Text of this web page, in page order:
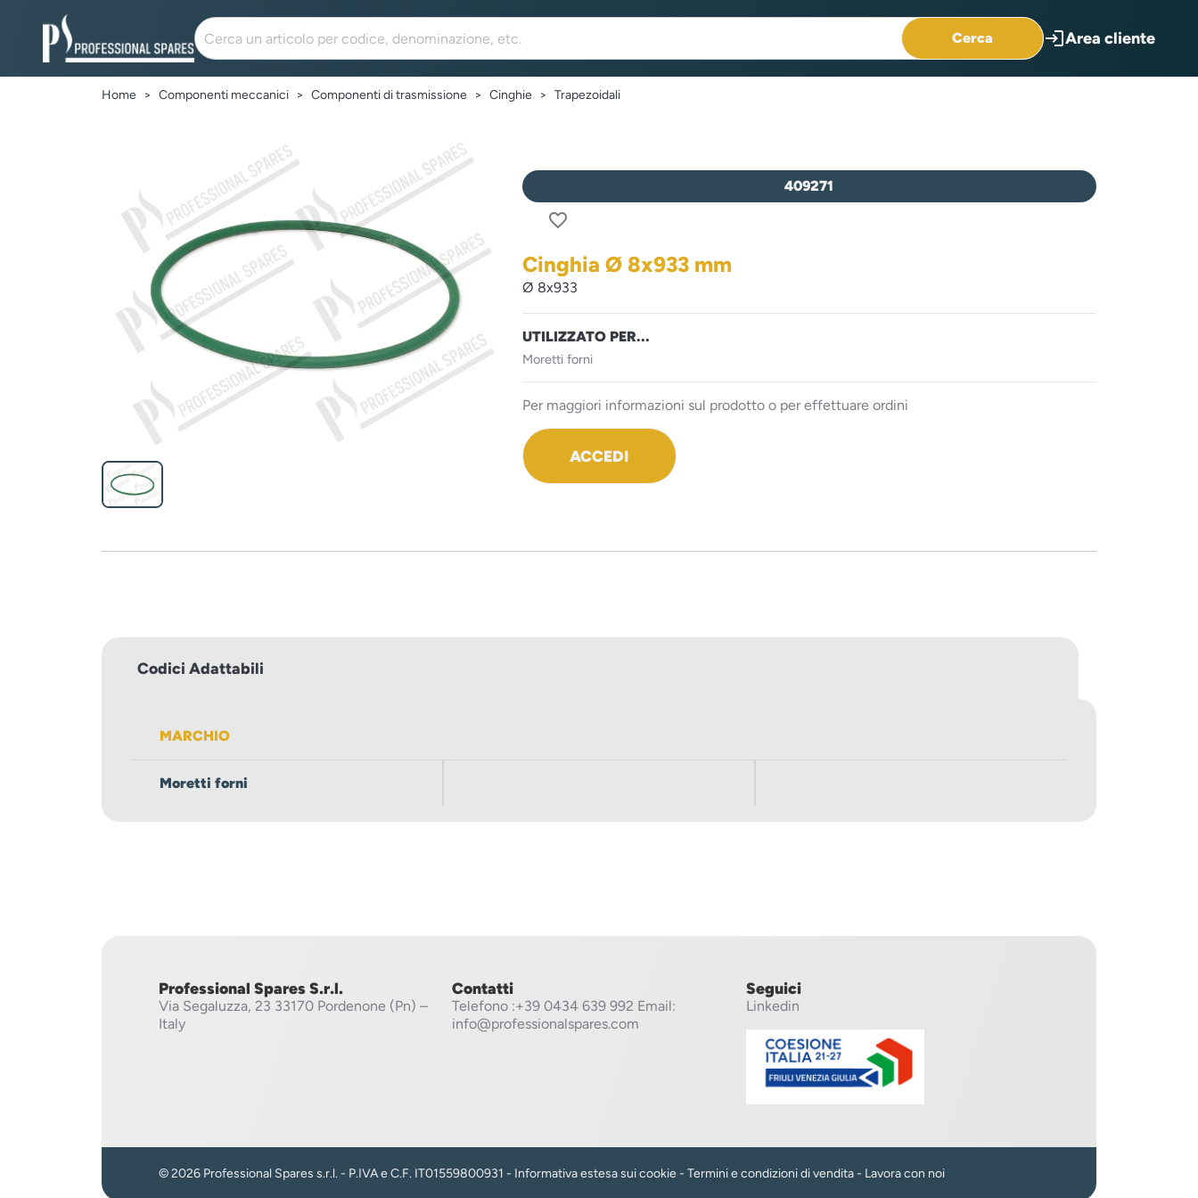
Cerca loginArea cliente
Home Componenti meccanici Componenti di trasmissione Cinghie Trapezoidali
409271
favorite_border
Cinghia Ø 8x933 mm
Ø 8x933
UTILIZZATO PER...
Moretti forni
Per maggiori informazioni sul prodotto o per effettuare ordini
ACCEDI
Codici Adattabili
MARCHIO
Moretti forni
Professional Spares S.r.l.
Via Segaluzza, 23 33170 Pordenone (Pn) –
Italy
Contatti
Telefono :+39 0434 639 992 Email:
info@professionalspares.com
Seguici
Linkedin
© 2026 Professional Spares s.r.l. - P.IVA e C.F. IT01559800931 - Informativa estesa sui cookie - Termini e condizioni di vendita- Lavora con noi